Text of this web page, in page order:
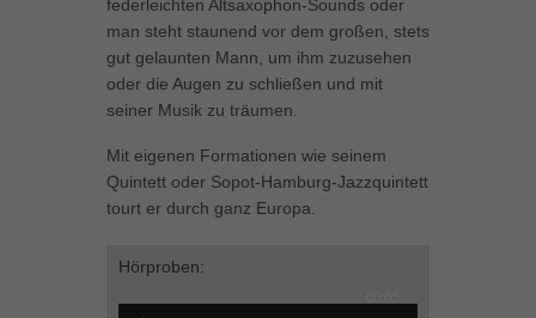
federleichten Altsaxophon-Sounds oder
man steht staunend vor dem großen, stets
gut gelaunten Mann, um ihm zuzusehen
oder die Augen zu schließen und mit
seiner Musik zu träumen.
Mit eigenen Formationen wie seinem
Quintett oder Sopot-Hamburg-Jazzquintett
tourt er durch ganz Europa.
Hörproben:
Audio-
können Ihre Einwilligung zu ganzen Kategorien geben oder sich
weitere Informationen anzeigen lassen und so nur bestimmte
Cookies auswählen.
Alle akzeptieren
Zurück
Datenschutzeinstellungen
Essenziell (1)
die einwandfreie Funktion der Website erforderlich.
Cookie-Informationen anzeigen